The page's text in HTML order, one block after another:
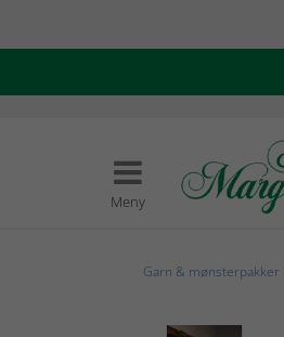
Meny
Garn & mønsterpakker